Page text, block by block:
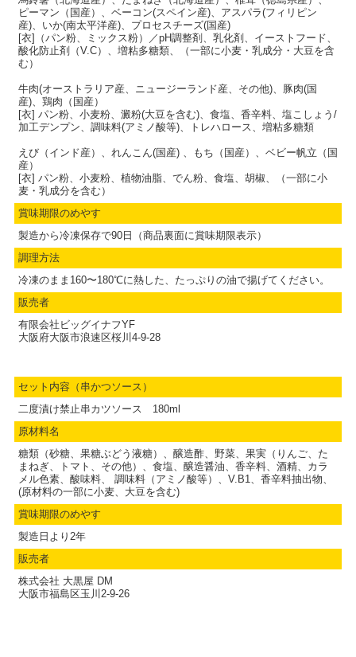
ピーマン（国産）、ベーコン(スペイン産)、アスパラ(フィリピン
産)、いか(南太平洋産)、プロセスチーズ(国産)
[衣]（パン粉、ミックス粉）／pH調整剤、乳化剤、イーストフード、
酸化防止剤（V.C）、増粘多糖類、（一部に小麦・乳成分・大豆を含
む）
牛肉(オーストラリア産、ニュージーランド産、その他)、豚肉(国
産)、鶏肉（国産）
[衣] パン粉、小麦粉、澱粉(大豆を含む)、食塩、香辛料、塩こしょう/
加工デンプン、調味料(アミノ酸等)、トレハロース、増粘多糖類
えび（インド産）、れんこん(国産) 、もち（国産）、ベビー帆立（国
産）
[衣] パン粉、小麦粉、植物油脂、でん粉、食塩、胡椒、（一部に小
麦・乳成分を含む）
賞味期限のめやす
製造から冷凍保存で90日（商品裏面に賞味期限表示）
調理方法
冷凍のまま160〜180℃に熱した、たっぷりの油で揚げてください。
販売者
有限会社ビッグイナフYF
大阪府大阪市浪速区桜川4-9-28
セット内容（串かつソース）
二度漬け禁止串カツソース 180ml
原材料名
糖類（砂糖、果糖ぶどう液糖）、醸造酢、野菜、果実（りんご、た
まねぎ、トマト、その他）、食塩、醸造醤油、香辛料、酒精、カラ
メル色素、酸味料、 調味料（アミノ酸等）、V.B1、香辛料抽出物、
(原材料の一部に小麦、大豆を含む)
賞味期限のめやす
製造日より2年
販売者
株式会社 大黒屋 DM
大阪市福島区玉川2-9-26